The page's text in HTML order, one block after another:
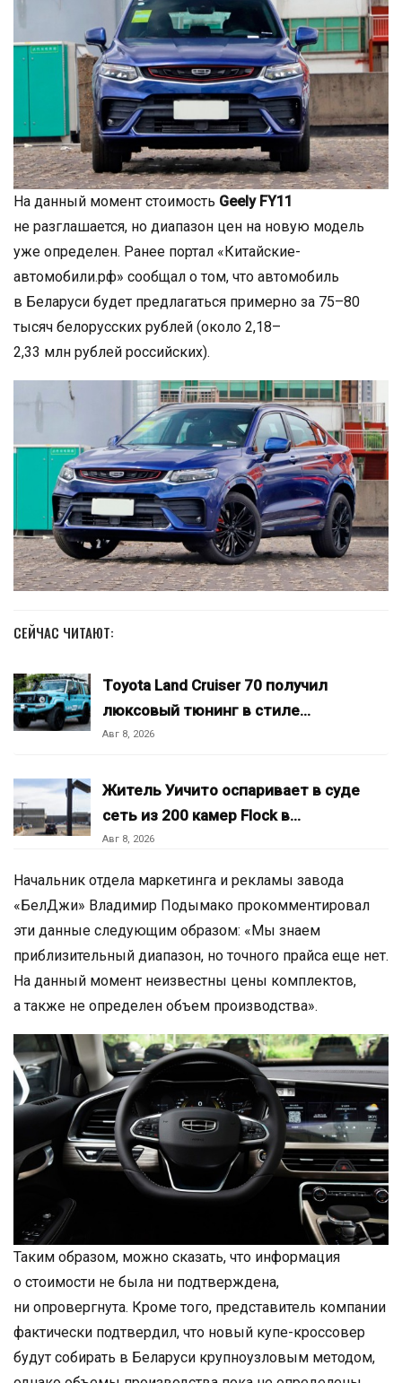
На данный момент стоимость Geely FY11
не разглашается, но диапазон цен на новую модель
уже определен. Ранее портал «Китайские-
автомобили.рф» сообщал о том, что автомобиль
в Беларуси будет предлагаться примерно за 75–80
тысяч белорусских рублей (около 2,18–
2,33 млн рублей российских).
СЕЙЧАС ЧИТАЮТ:
Toyota Land Cruiser 70 получил
люксовый тюнинг в стиле…
Авг 8, 2026
Житель Уичито оспаривает в суде
сеть из 200 камер Flock в…
Авг 8, 2026
Начальник отдела маркетинга и рекламы завода
«БелДжи» Владимир Подымако прокомментировал
эти данные следующим образом: «Мы знаем
приблизительный диапазон, но точного прайса еще нет.
На данный момент неизвестны цены комплектов,
а также не определен объем производства».
Таким образом, можно сказать, что информация
о стоимости не была ни подтверждена,
ни опровергнута. Кроме того, представитель компании
фактически подтвердил, что новый купе-кроссовер
будут собирать в Беларуси крупноузловым методом,